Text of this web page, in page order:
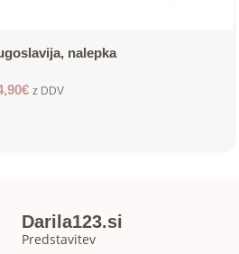
nalepka
€ z DDV
Darila123.si
Predstavitev